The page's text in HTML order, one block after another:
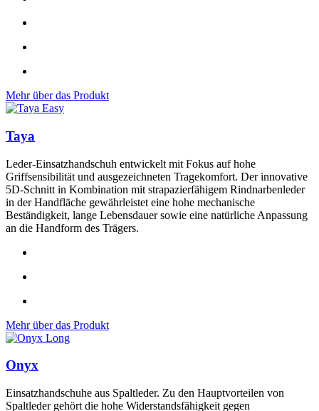
Mehr über das Produkt
Taya
Leder-Einsatzhandschuh entwickelt mit Fokus auf hohe
Griffsensibilität und ausgezeichneten Tragekomfort. Der innovative
5D-Schnitt in Kombination mit strapazierfähigem Rindnarbenleder
in der Handfläche gewährleistet eine hohe mechanische
Beständigkeit, lange Lebensdauer sowie eine natürliche Anpassung
an die Handform des Trägers.
Mehr über das Produkt
Onyx
Einsatzhandschuhe aus Spaltleder. Zu den Hauptvorteilen von
Spaltleder gehört die hohe Widerstandsfähigkeit gegen